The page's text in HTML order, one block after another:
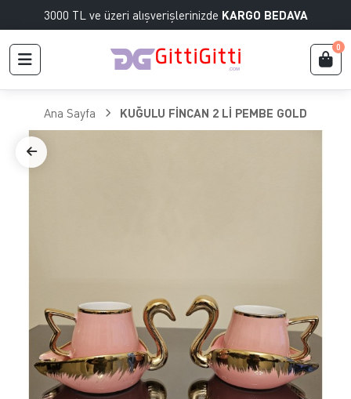
3000 TL ve üzeri alışverişlerinizde KARGO BEDAVA
0
Ana Sayfa KUĞULU FİNCAN 2 Lİ PEMBE GOLD